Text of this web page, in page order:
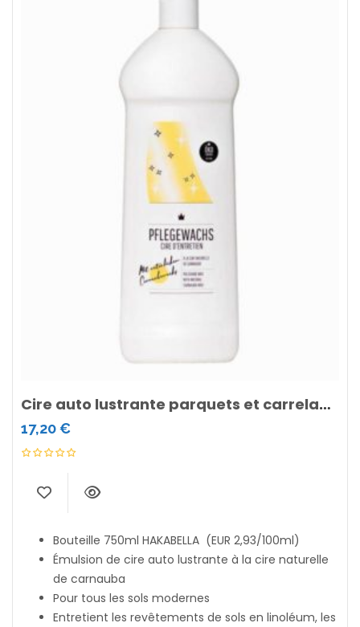
Cire auto lustrante parquets et carrelages wax
17,20€
Bouteille 750ml HAKABELLA (EUR 2,93/100ml)
Émulsion de cire auto lustrante à la cire naturelle
de carnauba
Pour tous les sols modernes
Entretient les revêtements de sols en linoléum, les